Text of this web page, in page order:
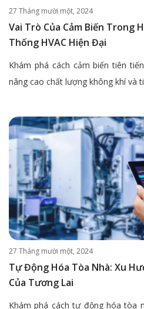
27 Tháng mười một, 2024
Vai Trò Của Cảm Biến Trong
Thống HVAC Hiện Đại
Khám phá cách cảm biến tiên
nâng cao chất lượng không khí và
27 Tháng mười một, 2024
Tự Động Hóa Tòa Nhà: Xu
Của Tương Lai
Khám phá cách tự động hóa tòa